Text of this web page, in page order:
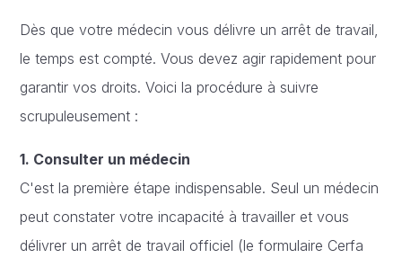
Dès que votre médecin vous délivre un arrêt de travail,
le temps est compté. Vous devez agir rapidement pour
garantir vos droits. Voici la procédure à suivre
scrupuleusement :
1. Consulter un médecin
C'est la première étape indispensable. Seul un médecin
peut constater votre incapacité à travailler et vous
délivrer un arrêt de travail officiel (le formulaire Cerfa